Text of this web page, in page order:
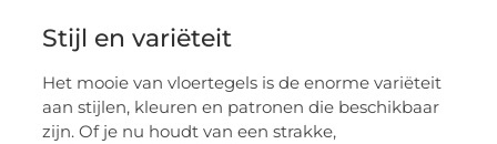
Stijl en variëteit
Het mooie van vloertegels is de enorme variëteit
aan stijlen, kleuren en patronen die beschikbaar
zijn. Of je nu houdt van een strakke,